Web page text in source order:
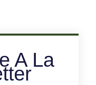
A La